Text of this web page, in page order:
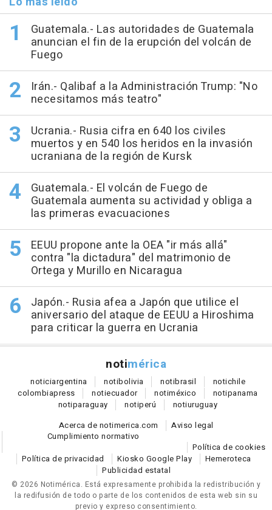
Guatemala.- Las autoridades de Guatemala
anuncian el fin de la erupción del volcán de
Fuego
Irán.- Qalibaf a la Administración Trump: "No
necesitamos más teatro"
Ucrania.- Rusia cifra en 640 los civiles
muertos y en 540 los heridos en la invasión
ucraniana de la región de Kursk
Guatemala.- El volcán de Fuego de
Guatemala aumenta su actividad y obliga a
las primeras evacuaciones
EEUU propone ante la OEA "ir más allá"
contra "la dictadura" del matrimonio de
Ortega y Murillo en Nicaragua
Japón.- Rusia afea a Japón que utilice el
aniversario del ataque de EEUU a Hiroshima
para criticar la guerra en Ucrania
notimérica
noticiargentina notibolivia notibrasil notichile
colombiapress notiecuador notiméxico notipanama
notiparaguay notiperú notiuruguay
Acerca de notimerica.com
Aviso legal
Cumplimiento normativo
Política de cookies
Política de privacidad
Kiosko Google Play
Hemeroteca
Publicidad estatal
© 2026 Notimérica. Está expresamente prohibida la redistribución y
la redifusión de todo o parte de los contenidos de esta web sin su
previo y expreso consentimiento.